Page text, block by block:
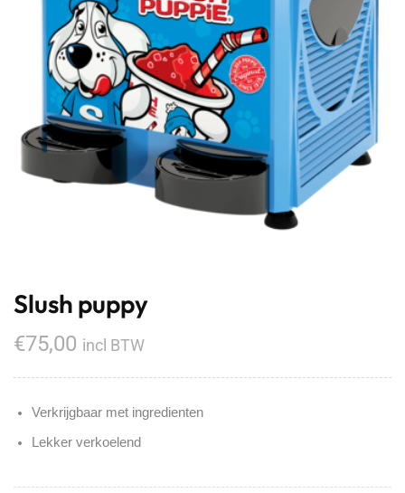
Slush puppy
€75,00 incl BTW
Verkrijgbaar met ingredienten
Lekker verkoelend